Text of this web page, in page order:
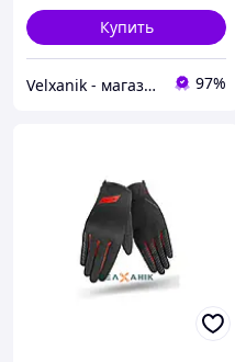
Купить
Velxanik - магазин мототехники, велотоваров, с/х техники, аксессуаров и запчастей 97%